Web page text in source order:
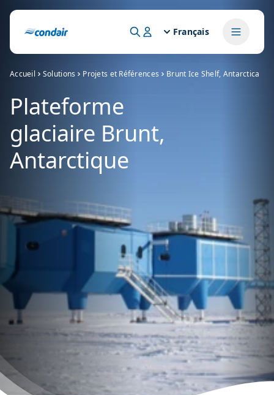
Français
Accueil Solutions Projets et Références Brunt Ice Shelf, Antarctica
Plateforme
glaciaire Brunt,
Antarctique